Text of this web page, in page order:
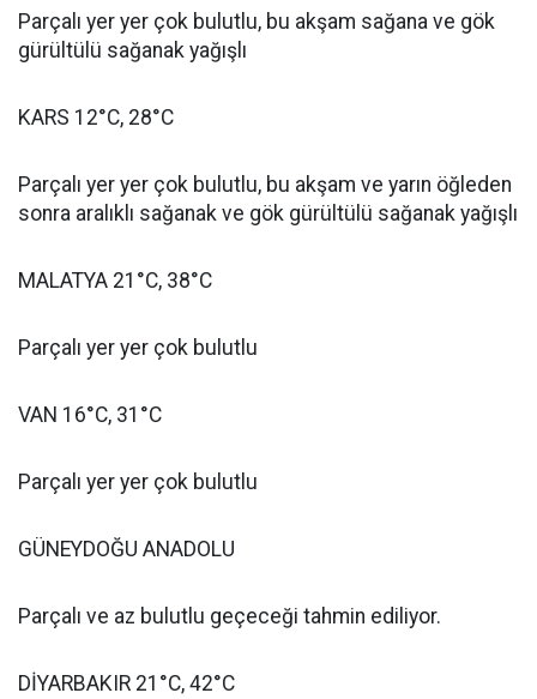
Parçalı yer yer çok bulutlu, bu akşam sağana ve gök
gürültülü sağanak yağışlı
KARS 12°C, 28°C
Parçalı yer yer çok bulutlu, bu akşam ve yarın öğleden
sonra aralıklı sağanak ve gök gürültülü sağanak yağışlı
MALATYA 21°C, 38°C
Parçalı yer yer çok bulutlu
VAN 16°C, 31°C
Parçalı yer yer çok bulutlu
GÜNEYDOĞU ANADOLU
Parçalı ve az bulutlu geçeceği tahmin ediliyor.
DİYARBAKIR 21°C, 42°C